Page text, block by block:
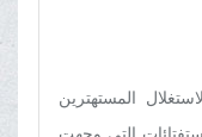
المستهترین